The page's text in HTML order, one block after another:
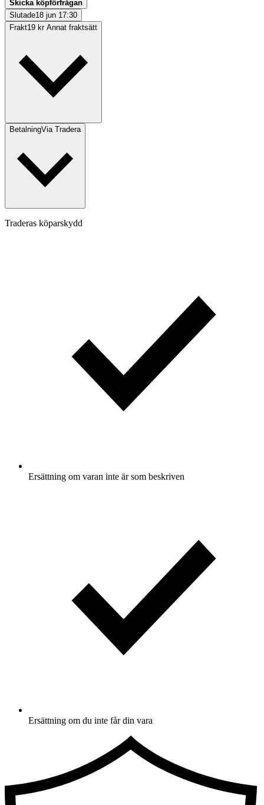
Skicka köpförfrågan
Slutade18 jun 17:30
Frakt19 kr Annat fraktsätt
BetalningVia Tradera
Traderas köparskydd
Ersättning om varan inte är som beskriven
Ersättning om du inte får din vara